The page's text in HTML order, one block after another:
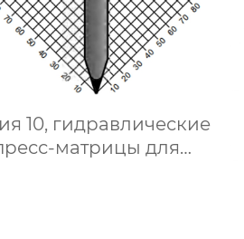
10, гидравлические
матрицы для